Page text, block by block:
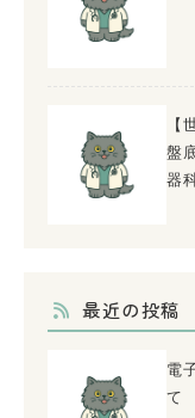
【
盤
器
最近の投稿
電
て